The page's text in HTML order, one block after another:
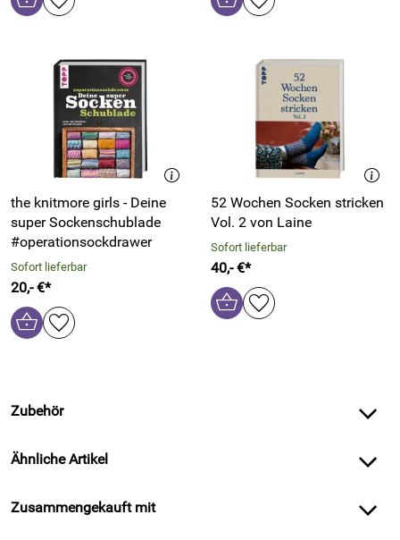
the knitmore girls - Deine
super Sockenschublade
#operationsockdrawer
Sofort lieferbar
20,- €*
52 Wochen Socken stricken
Vol. 2 von Laine
Sofort lieferbar
40,- €*
Zubehör
Ähnliche Artikel
Zusammengekauft mit